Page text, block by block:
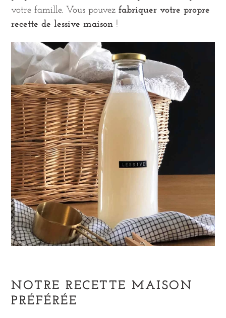
votre famille. Vous pouvez fabriquer votre propre
recette de lessive maison !
NOTRE RECETTE MAISON
PRÉFÉRÉE